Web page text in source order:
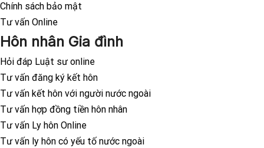
Chính sách bảo mật
Tư vấn Online
Hôn nhân Gia đình
Hỏi đáp Luật sư online
Tư vấn đăng ký kết hôn
Tư vấn kết hôn với người nước ngoài
Tư vấn hợp đồng tiền hôn nhân
Tư vấn Ly hôn Online
Tư vấn ly hôn có yếu tố nước ngoài